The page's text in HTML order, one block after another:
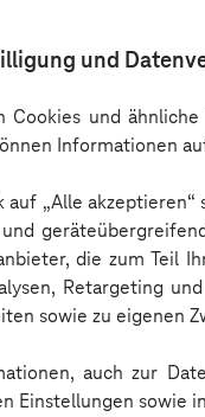
und
Cookies und
Informationen
auf „Alle
die zum Teil
Retargeting
sowie zu eigenen
auch zur
Einstellungen sowie